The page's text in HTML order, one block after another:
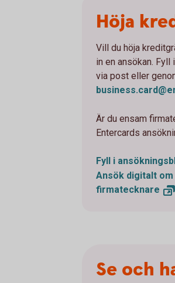
Höja
Vill du höja
in en ansökan. Fyll
via post eller
Är du ensam
Entercards
Fyll i
Ansök digitalt om
firmatecknare
Se och